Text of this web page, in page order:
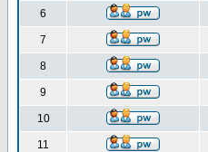
6
7
8
9
10
11